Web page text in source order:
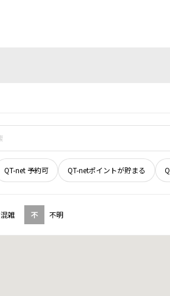
QT-net 予約可 QT-netポイントが貯まる
混雑 不 不明